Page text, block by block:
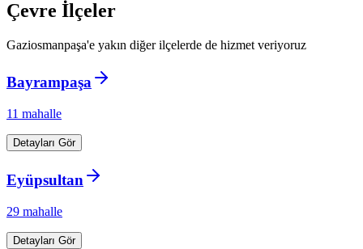
Çevre İlçeler
Gaziosmanpaşa'e yakın diğer ilçelerde de hizmet veriyoruz
Bayrampaşa
11 mahalle
Detayları Gör
Eyüpsultan
29 mahalle
Detayları Gör